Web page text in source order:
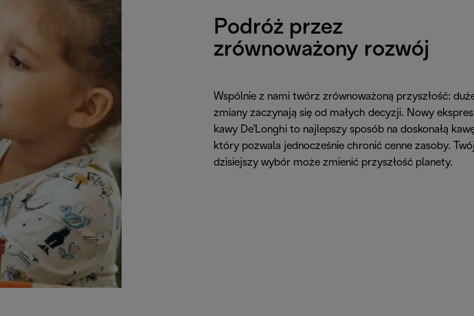
Podróż przez
zrównoważony rozwój
Wspólnie z nami twórz zrównoważoną przyszłość:
zmiany zaczynają się od małych decyzji. Nowy
kawy De'Longhi to najlepszy sposób na doskonałą
który pozwala jednocześnie chronić cenne zasoby.
dzisiejszy wybór może zmienić przyszłość planety.